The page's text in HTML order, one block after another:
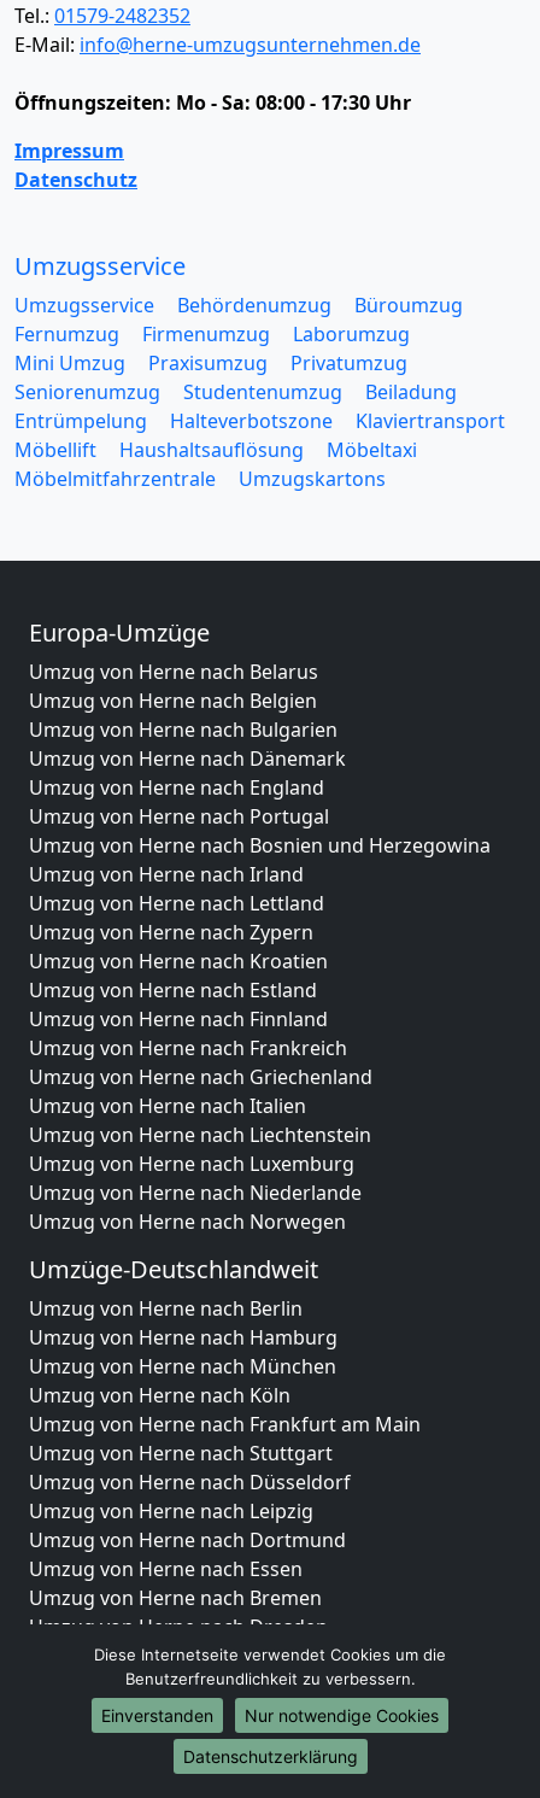
Tel.: 01579-2482352
E-Mail: info@herne-umzugsunternehmen.de
Öffnungszeiten: Mo - Sa: 08:00 - 17:30 Uhr
Impressum
Datenschutz
Umzugsservice
Umzugsservice Behördenumzug
Büroumzug
Fernumzug
Firmenumzug
Laborumzug
Mini Umzug
Praxisumzug
Privatumzug
Seniorenumzug
Studentenumzug
Beiladung
Entrümpelung
Halteverbotszone
Klaviertransport
Möbellift
Haushaltsauflösung
Möbeltaxi
Möbelmitfahrzentrale
Umzugskartons
Europa-Umzüge
Umzug von Herne nach Belarus
Umzug von Herne nach Belgien
Umzug von Herne nach Bulgarien
Umzug von Herne nach Dänemark
Umzug von Herne nach England
Umzug von Herne nach Portugal
Umzug von Herne nach Bosnien und Herzegowina
Umzug von Herne nach Irland
Umzug von Herne nach Lettland
Umzug von Herne nach Zypern
Umzug von Herne nach Kroatien
Umzug von Herne nach Estland
Umzug von Herne nach Finnland
Umzug von Herne nach Frankreich
Umzug von Herne nach Griechenland
Umzug von Herne nach Italien
Umzug von Herne nach Liechtenstein
Umzug von Herne nach Luxemburg
Umzug von Herne nach Niederlande
Umzug von Herne nach Norwegen
Umzüge-Deutschlandweit
Umzug von Herne nach Berlin
Umzug von Herne nach Hamburg
Umzug von Herne nach München
Umzug von Herne nach Köln
Umzug von Herne nach Frankfurt am Main
Umzug von Herne nach Stuttgart
Umzug von Herne nach Düsseldorf
Umzug von Herne nach Leipzig
Umzug von Herne nach Dortmund
Umzug von Herne nach Essen
Umzug von Herne nach Bremen
Umzug von Herne nach Dresden
Umzug von Herne nach Hannover
Umzug von Herne nach Nürnberg
Umzug von Herne nach Duisburg
Umzug von Herne nach Bochum
Umzug von Herne nach Wuppertal
Diese Internetseite verwendet Cookies um die
Benutzerfreundlichkeit zu verbessern.
Einverstanden
Nur notwendige Cookies
Datenschutzerklärung